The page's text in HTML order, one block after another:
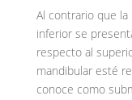
Al contrario que
inferior se
respecto al
mandibular esté
conoce como